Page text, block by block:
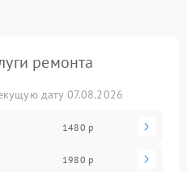
ремонта
дату 07.08.2026
1480 р
1980 р